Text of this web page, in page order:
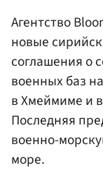
Агентство
новые
соглашения о
военных баз
в Хмеймиме и
Последняя
военно-
море.